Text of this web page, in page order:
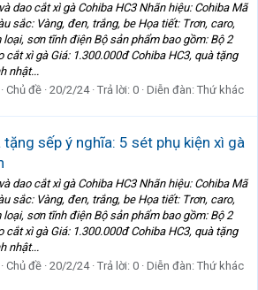
dao cắt xì gà Cohiba HC3 Nhãn hiệu: Cohiba Mã
sắc: Vàng, đen, trắng, be Họa tiết: Trơn, caro,
loại, sơn tĩnh điện Bộ sản phẩm bao gồm: Bộ 2
cắt xì gà Giá: 1.300.000đ Cohiba HC3, quà tặng
nhật...
Chủ đề 20/2/24 Trả lời: 0 Diễn đàn: Thứ khác
tặng sếp ý nghĩa: 5 sét phụ kiện xì gà
dao cắt xì gà Cohiba HC3 Nhãn hiệu: Cohiba Mã
sắc: Vàng, đen, trắng, be Họa tiết: Trơn, caro,
loại, sơn tĩnh điện Bộ sản phẩm bao gồm: Bộ 2
cắt xì gà Giá: 1.300.000đ Cohiba HC3, quà tặng
nhật...
Chủ đề 20/2/24 Trả lời: 0 Diễn đàn: Thứ khác